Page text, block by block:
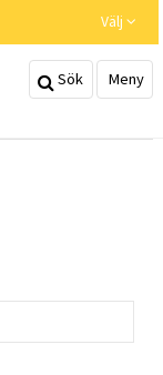
Välj
Sök Meny